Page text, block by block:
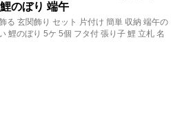
のぼり 端午
る 玄関飾り セット 片付け 簡単 収納 端午の
鯉のぼり 5ケ 5個 フタ付 張り子 鯉 立札 名